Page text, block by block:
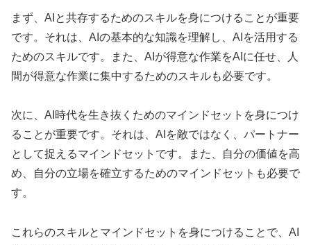
まず、AIと共存するためのスキルを身につけることが重要
です。それは、AIの基本的な知識を理解し、AIを活用する
ためのスキルです。また、AIが得意な作業をAIに任せ、人
間が得意な作業に集中するためのスキルも必要です。
次に、AI時代を生き抜くためのマインドセットを身につけ
ることが重要です。それは、AIを敵ではなく、パートナー
として捉えるマインドセットです。また、自分の価値を高
め、自分の立場を確立するためのマインドセットも必要で
す。
これらのスキルとマインドセットを身につけることで、AI